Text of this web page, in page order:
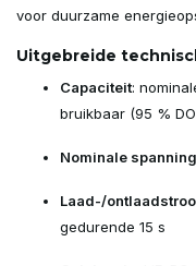
voor duurzame
Uitgebreide
Capaciteit:
bruikbaar (95 %
Nominale spanning
Laad-/
gedurende 15 s